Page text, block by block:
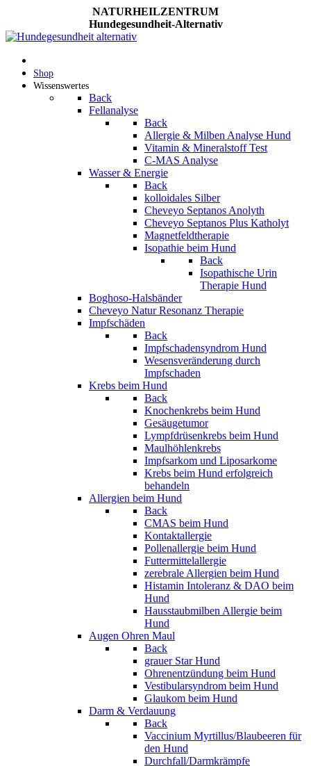
NATURHEILZENTRUM
Hundegesundheit-Alternativ
Shop
Wissenswertes
Back
Fellanalyse
Back
Allergie & Milben Analyse Hund
Vitamin & Mineralstoff Test
C-MAS Analyse
Wasser & Energie
Back
kolloidales Silber
Cheveyo Septanos Anolyth
Cheveyo Septanos Plus Katholyt
Magnetfeldtherapie
Isopathie beim Hund
Back
Isopathische Urin
Therapie Hund
Boghoso-Halsbänder
Cheveyo Natur Resonanz Therapie
Impfschäden
Back
Impfschadensyndrom Hund
Wesensveränderung durch
Impfschaden
Krebs beim Hund
Back
Knochenkrebs beim Hund
Gesäugetumor
Lympfdrüsenkrebs beim Hund
Maulhöhlenkrebs
Impfsarkom und Liposarkome
Krebs beim Hund erfolgreich
behandeln
Allergien beim Hund
Back
CMAS beim Hund
Kontaktallergie
Pollenallergie beim Hund
Futtermittelallergie
zerebrale Allergien beim Hund
Histamin Intoleranz & DAO beim
Hund
Hausstaubmilben Allergie beim
Hund
Augen Ohren Maul
Back
grauer Star Hund
Ohrenentzündung beim Hund
Vestibularsyndrom beim Hund
Glaukom beim Hund
Darm & Verdauung
Back
Vaccinium Myrtillus/Blaubeeren für
den Hund
Durchfall/Darmkrämpfe